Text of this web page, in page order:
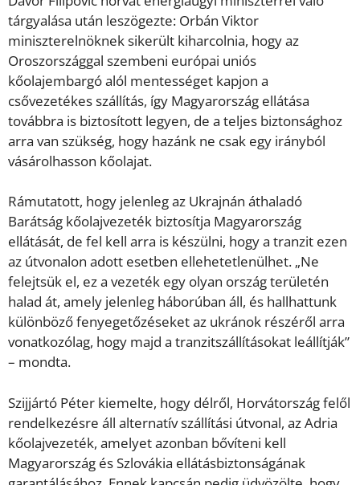
tárgyalása után leszögezte: Orbán Viktor
miniszterelnöknek sikerült kiharcolnia, hogy az
Oroszországgal szembeni európai uniós
kőolajembargó alól mentességet kapjon a
csővezetékes szállítás, így Magyarország ellátása
továbbra is biztosított legyen, de a teljes biztonsághoz
arra van szükség, hogy hazánk ne csak egy irányból
vásárolhasson kőolajat.
Rámutatott, hogy jelenleg az Ukrajnán áthaladó
Barátság kőolajvezeték biztosítja Magyarország
ellátását, de fel kell arra is készülni, hogy a tranzit ezen
az útvonalon adott esetben ellehetetlenülhet. „Ne
felejtsük el, ez a vezeték egy olyan ország területén
halad át, amely jelenleg háborúban áll, és hallhattunk
különböző fenyegetőzéseket az ukránok részéről arra
vonatkozólag, hogy majd a tranzitszállításokat leállítják”
– mondta.
Szijjártó Péter kiemelte, hogy délről, Horvátország felől
rendelkezésre áll alternatív szállítási útvonal, az Adria
kőolajvezeték, amelyet azonban bővíteni kell
Magyarország és Szlovákia ellátásbiztonságának